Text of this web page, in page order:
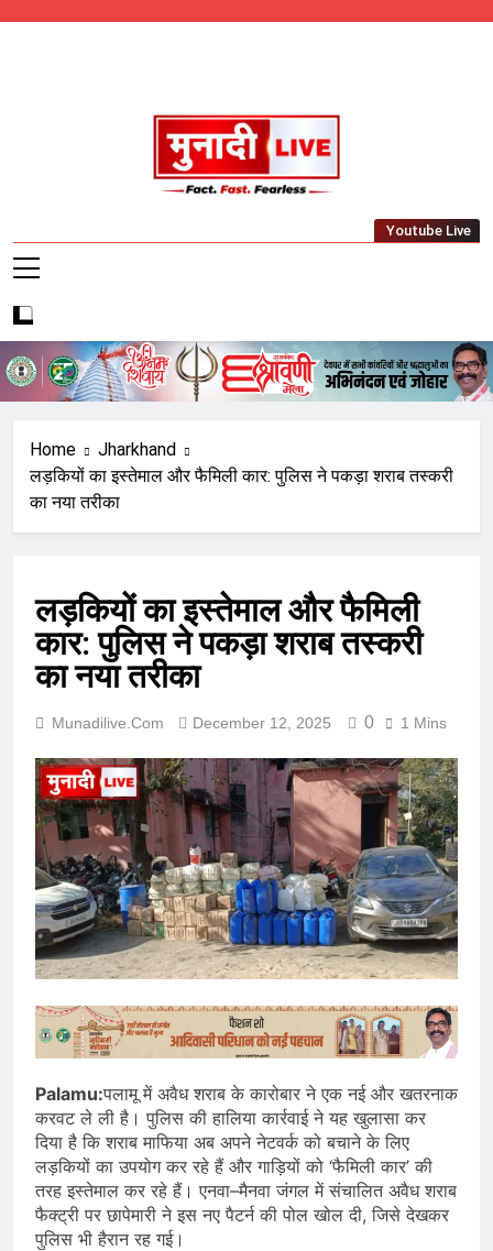
Munadi Live – Jharkhand's Leading Local
Youtube Live
Home
Jharkhand
लड़कियों का इस्तेमाल और फैमिली कार: पुलिस ने पकड़ा शराब तस्करी
का नया तरीका
लड़कियों का इस्तेमाल और फैमिली
कार: पुलिस ने पकड़ा शराब तस्करी
का नया तरीका
Munadilive.com December 12, 2025 0 1 Mins
Palamu:पलामू में अवैध शराब के कारोबार ने एक नई और खतरनाक
करवट ले ली है। पुलिस की हालिया कार्रवाई ने यह खुलासा कर
दिया है कि शराब माफिया अब अपने नेटवर्क को बचाने के लिए
लड़कियों का उपयोग कर रहे हैं और गाड़ियों को ‘फैमिली कार’ की
तरह इस्तेमाल कर रहे हैं। एनवा–मैनवा जंगल में संचालित अवैध शराब
फैक्ट्री पर छापेमारी ने इस नए पैटर्न की पोल खोल दी, जिसे देखकर
पुलिस भी हैरान रह गई।